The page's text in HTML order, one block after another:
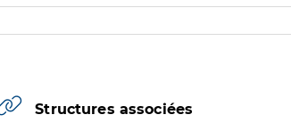
Structures associées